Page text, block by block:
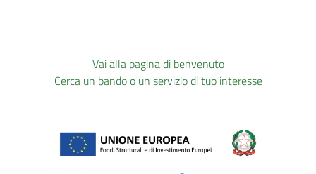
Vai alla pagina di benvenuto
Cerca un bando o un servizio di tuo interesse